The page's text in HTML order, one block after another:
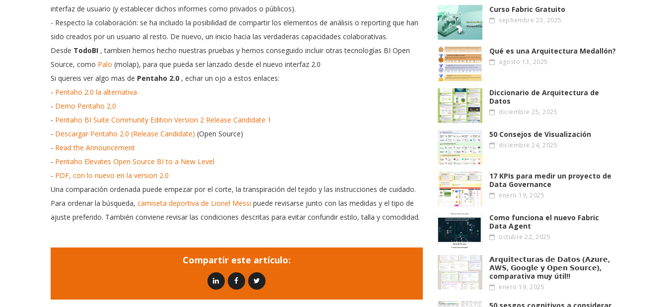
interfaz de usuario (y establecer dichos informes como privados o públicos).
- Respecto la colaboración: se ha incluido la posibilidad de compartir los elementos de análisis o reporting que han
sido creados por un usuario al resto. De nuevo, un inicio hacia las verdaderas capacidades colaborativas.
Desde TodoBI , tambien hemos hecho nuestras pruebas y hemos conseguido incluir otras tecnologías BI Open
Source, como Palo (molap), para que pueda ser lanzado desde el nuevo interfaz 2.0
Si quereis ver algo mas de Pentaho 2.0 , echar un ojo a estos enlaces:
- Pentaho 2.0 la alternativa
- Demo Pentaho 2.0
- Pentaho BI Suite Community Edition Version 2 Release Candidate 1
- Descargar Pentaho 2.0 (Release Candidate) (Open Source)
- Read the Announcement
- Pentaho Elevates Open Source BI to a New Level
- PDF, con lo nuevo en la version 2.0
Una comparación ordenada puede empezar por el corte, la transpiración del tejido y las instrucciones de cuidado.
Para ordenar la búsqueda, camiseta deportiva de Lionel Messi puede revisarse junto con las medidas y el tipo de
ajuste preferido. También conviene revisar las condiciones descritas para evitar confundir estilo, talla y comodidad.
Compartir este artículo:
Curso Fabric Gratuito
septiembre 23, 2025
Qué es una Arquitectura Medallón?
agosto 13, 2025
Diccionario de Arquitectura de
Datos
diciembre 25, 2025
50 Consejos de Visualización
diciembre 24, 2025
17 KPIs para medir un proyecto de
Data Governance
enero 19, 2025
Como funciona el nuevo Fabric
Data Agent
octubre 22, 2025
𝗔𝗿𝗾𝘂𝗶𝘁𝗲𝗰𝘁𝘂𝗿𝗮𝘀 𝗱𝗲 𝗗𝗮𝘁𝗼𝘀 (𝗔𝘇𝘂𝗿𝗲,
𝗔W𝗦, 𝗚𝗼𝗼𝗴𝗹𝗲 𝘆 𝗢𝗽𝗲𝗻 𝗦𝗼𝘂𝗿𝗰𝗲),
comparativa muy útil!!
enero 19, 2025